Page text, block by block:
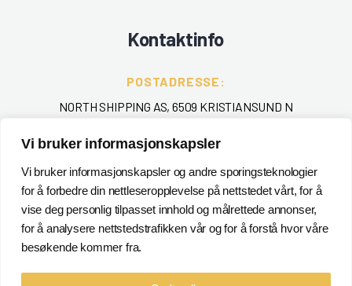
Vi bruker informasjonskapsler
Vi bruker informasjonskapsler og andre sporingsteknologier
for å forbedre din nettleseropplevelse på nettstedet vårt, for å
vise deg personlig tilpasset innhold og målrettede annonser,
for å analysere nettstedstrafikken vår og for å forstå hvor våre
besøkende kommer fra.
Kontaktinfo
POSTADRESSE:
NORTH SHIPPING AS, 6509 KRISTIANSUND N
TELEFON:
+ 47 715 40 000
EPOST :
POSTMASTER@NORTHSHIPPING.NO